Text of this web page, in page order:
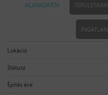
ALAPADATOK
Lokáció
Státusz
Építés éve